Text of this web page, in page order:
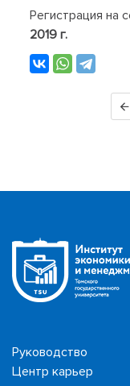
Регистрация на
2019 г.
Руководство
Центр карьер